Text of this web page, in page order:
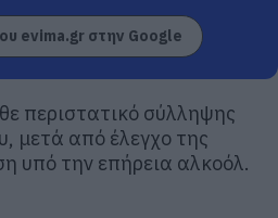
evima.gr στην Google
περιστατικό σύλληψης
, μετά από έλεγχο της
υπό την επήρεια αλκοόλ.